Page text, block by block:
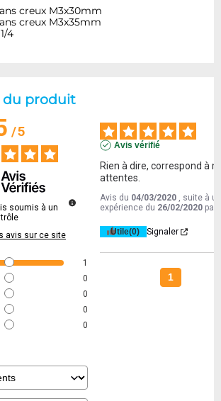
creux M3x30mm
creux M3x35mm
4
du produit
/5
soumis à un
avis sur ce site
1
0
0
0
0
Avis vérifié
Rien à dire, correspond à
attentes.
Avis du 04/03/2020 , suite à
expérience du 26/02/2020 par
Utile(0) Signaler
1